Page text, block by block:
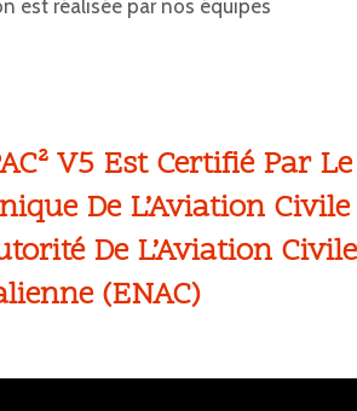
est réalisée par nos équipes
V5 Est Certifié Par Le
De L’Aviation Civile
De L’Aviation Civile
(ENAC)